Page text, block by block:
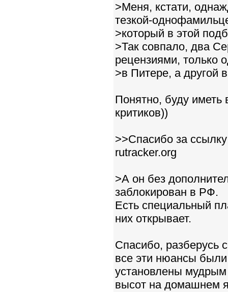
>Меня, кстати,
тезкой-
>который в этой
>Так совпало, два
рецензиями, только
>в Питере, а другой
Понятно, буду иметь
критиков))
>>Спасибо за
rutracker.org
>А он без
заблокирован в РФ.
Есть специальный
них открывает.
Спасибо, разберусь
все эти нюансы были
установлены мудрым
высот на домашнем